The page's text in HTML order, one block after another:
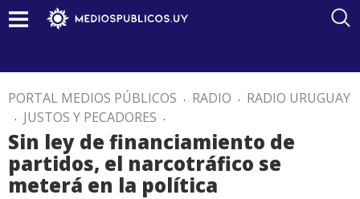
PORTAL MEDIOS PÚBLICOS . RADIO . RADIO URUGUAY
. JUSTOS Y PECADORES .
Sin ley de financiamiento de
partidos, el narcotráfico se
meterá en la política